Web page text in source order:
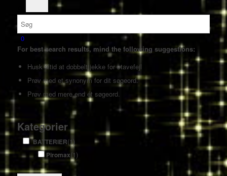
0
For best search results, mind the following suggestions:
Husk altid at dobbelttjekke for stavefejl
Prøv med et synonym for dit søgeord.
Prøv med mere end ét søgeord.
Kategorier
BATTERIER(1)
Piromax(1)